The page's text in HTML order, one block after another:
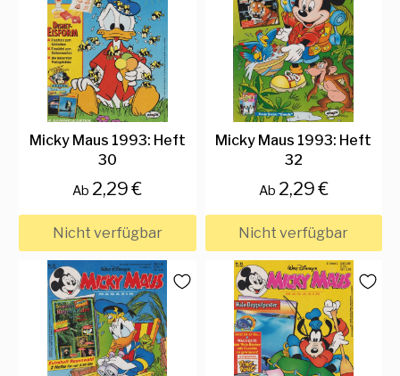
Micky Maus 1993: Heft
30
Ab 2,29 €
Nicht verfügbar
Micky Maus 1993: Heft
32
Ab 2,29 €
Nicht verfügbar